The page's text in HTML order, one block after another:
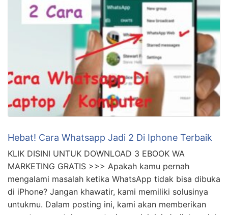
adalah aspek yang sangat penting dalam dunia digital
saat …
Hebat! Cara Whatsapp Jadi 2 Di Iphone Terbaik